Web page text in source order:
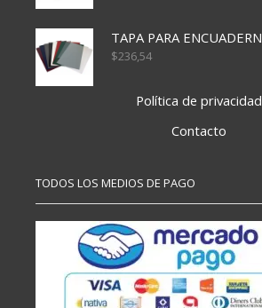
$236,54
Política de privacidad
Contacto
TODOS LOS MEDIOS DE PAGO